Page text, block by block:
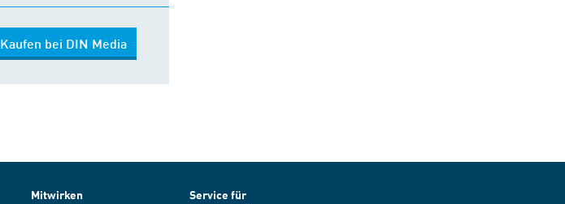
Kaufen bei DIN Media
Mitwirken
Service für